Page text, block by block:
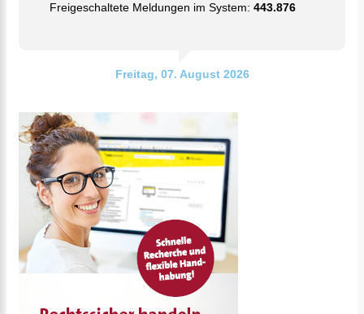
Freigeschaltete Meldungen im System: 443.876
Freitag, 07. August 2026